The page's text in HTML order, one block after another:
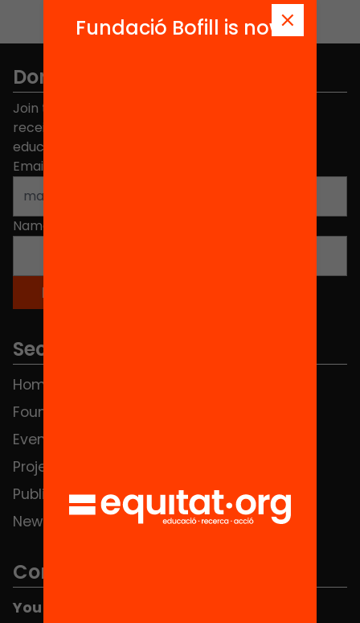
Don't miss anything.
Join the more than 40,000 people who already
receive news about initiatives and projects for
educational change in Catalonia.
Email address
Name
Sections
Home
Foundation
Events
Projects
Publications and videos
News
Contact
You can find us at the Social HUB
Fundació Bofill is now